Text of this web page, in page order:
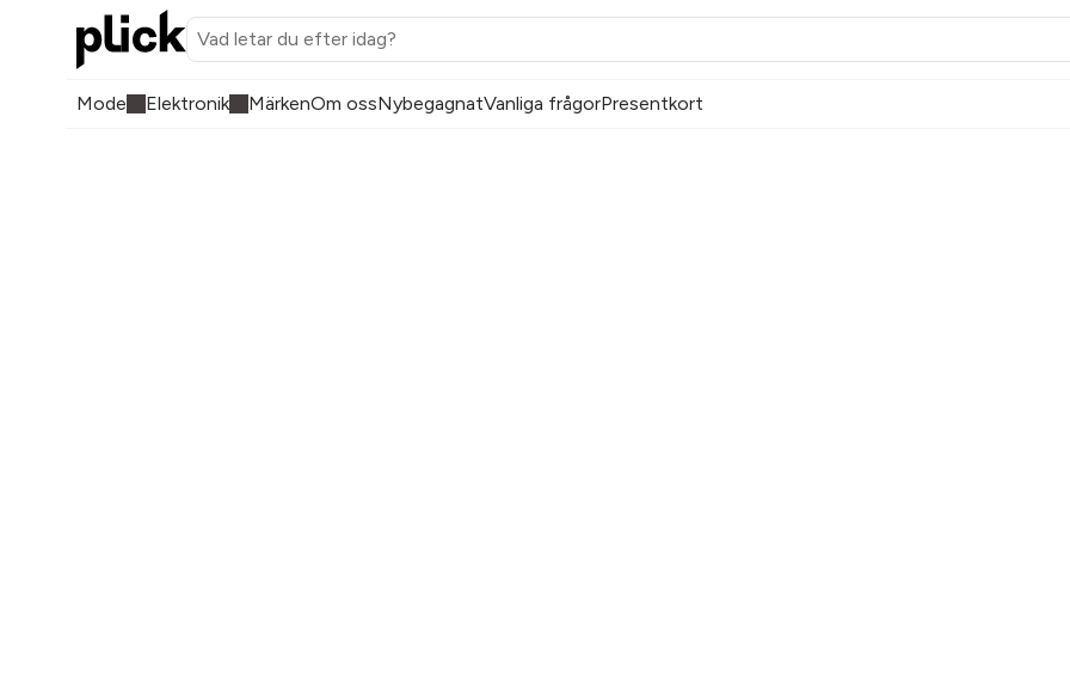
Mode Elektronik MärkenOm ossNybegagnatVanliga frågorPresentkort